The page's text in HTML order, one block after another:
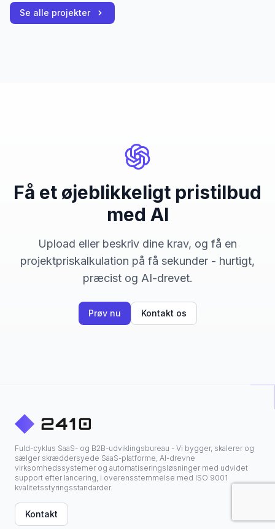
Se alle projekter
Få et øjeblikkeligt pristilbud
med AI
Upload eller beskriv dine krav, og få en
projektpriskalkulation på få sekunder - hurtigt,
præcist og AI-drevet.
Prøv nu Kontakt os
Fuld-cyklus SaaS- og B2B-udviklingsbureau - Vi bygger, skalerer og
sælger skræddersyede SaaS-platforme, AI-drevne
virksomhedssystemer og automatiseringsløsninger med udvidet
support efter lancering, i overensstemmelse med ISO 9001
kvalitetsstyringsstandarder.
Kontakt